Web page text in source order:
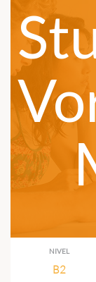
NIVEL
B2